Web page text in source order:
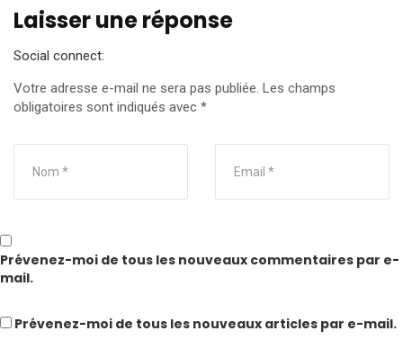
Laisser une réponse
Social connect:
Votre adresse e-mail ne sera pas publiée. Les champs
obligatoires sont indiqués avec *
Prévenez-moi de tous les nouveaux commentaires par e-
mail.
Prévenez-moi de tous les nouveaux articles par e-mail.